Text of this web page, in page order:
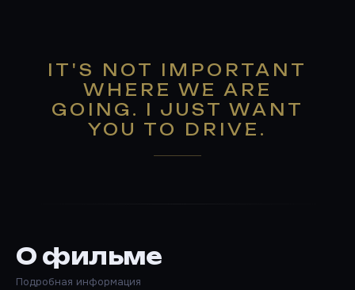
IT'S NOT IMPORTANT
WHERE WE ARE
GOING. I JUST WANT
YOU TO DRIVE.
О фильме
Подробная информация